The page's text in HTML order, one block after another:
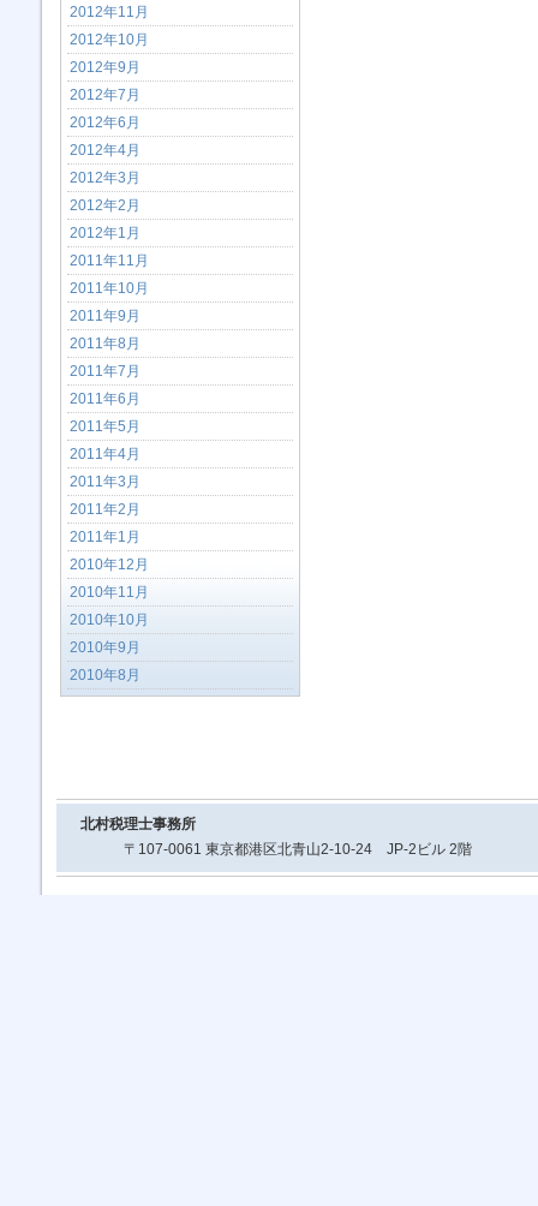
2012年11月
2012年10月
2012年9月
2012年7月
2012年6月
2012年4月
2012年3月
2012年2月
2012年1月
2011年11月
2011年10月
2011年9月
2011年8月
2011年7月
2011年6月
2011年5月
2011年4月
2011年3月
2011年2月
2011年1月
2010年12月
2010年11月
2010年10月
2010年9月
2010年8月
北村税理士事務所
〒107-0061 東京都港区北青山2-10-24 JP-2ビル 2階